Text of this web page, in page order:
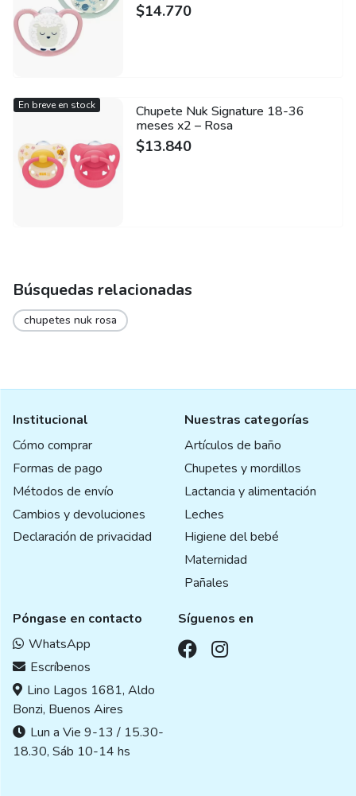
$14.770
Chupete Nuk Signature 18-36
meses x2 – Rosa
$13.840
En breve en stock
Búsquedas relacionadas
chupetes nuk rosa
Institucional
Cómo comprar
Formas de pago
Métodos de envío
Cambios y devoluciones
Declaración de privacidad
Nuestras categorías
Artículos de baño
Chupetes y mordillos
Lactancia y alimentación
Leches
Higiene del bebé
Maternidad
Pañales
Póngase en contacto
WhatsApp
Escríbenos
Lino Lagos 1681, Aldo
Bonzi, Buenos Aires
Lun a Vie 9-13 / 15.30-
18.30, Sáb 10-14 hs
Síguenos en